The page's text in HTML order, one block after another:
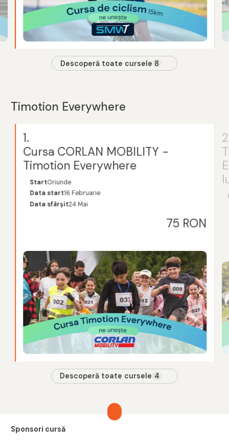
Descoperă toate cursele 8
Timotion Everywhere
1.
Cursa CORLAN MOBILITY -
Timotion Everywhere
StartOriunde
Data start16 Februarie
Data sfârșit24 Mai
75 RON
Descoperă toate cursele 4
Sponsori cursă